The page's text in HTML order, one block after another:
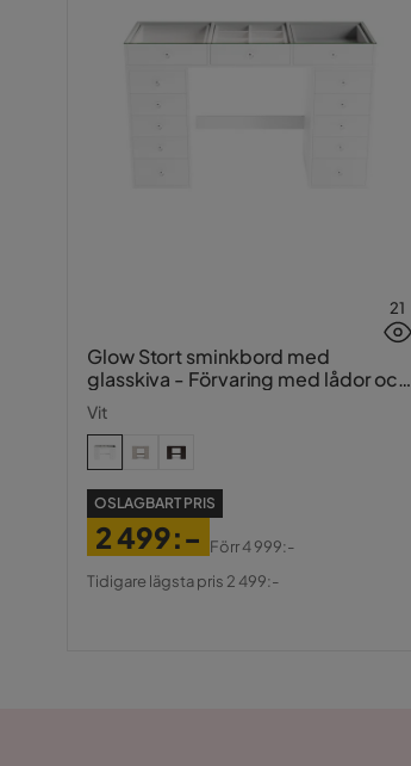
21
Glow Stort sminkbord med
glasskiva - Förvaring med lådor och
Vit
OSLAGBART PRIS
Pris
2 499:-
Original
Förr4 999:-
Tidigare lägsta pris 2 499:-